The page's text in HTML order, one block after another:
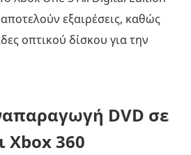
εξαιρέσεις, καθώς
οπτικού δίσκου για την
DVD σε
Xbox 360